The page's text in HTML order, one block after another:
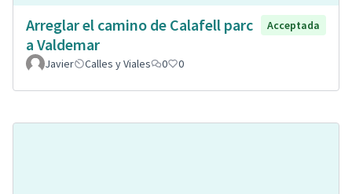
Arreglar el camino de Calafell parc
a Valdemar
Acceptada
Javier Calles y Viales 0 0